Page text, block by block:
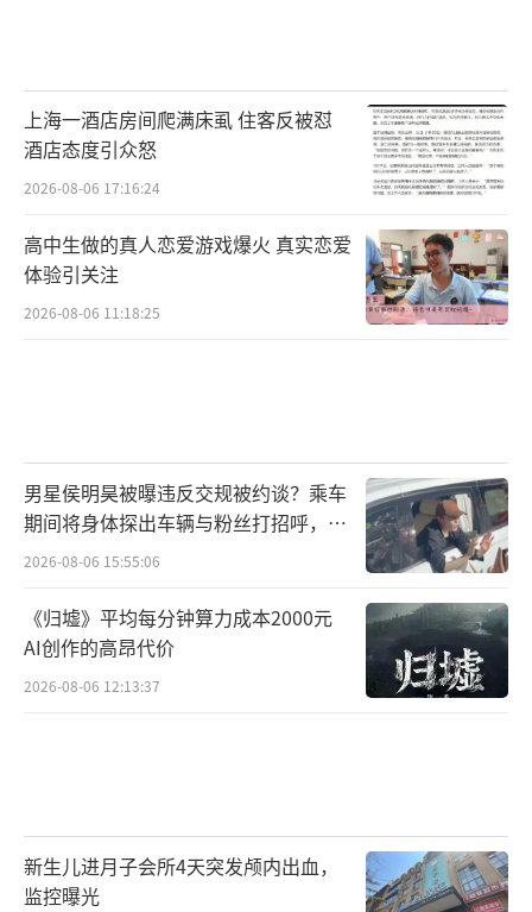
上海一酒店房间爬满床虱 住客反被怼
酒店态度引众怒
2026-08-06 17:16:24
高中生做的真人恋爱游戏爆火 真实恋爱
体验引关注
2026-08-06 11:18:25
男星侯明昊被曝违反交规被约谈？乘车
期间将身体探出车辆与粉丝打招呼，当
地交警回应
2026-08-06 15:55:06
《归墟》平均每分钟算力成本2000元
AI创作的高昂代价
2026-08-06 12:13:37
新生儿进月子会所4天突发颅内出血，
监控曝光